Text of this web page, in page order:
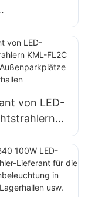
für
und
von LED-
240W